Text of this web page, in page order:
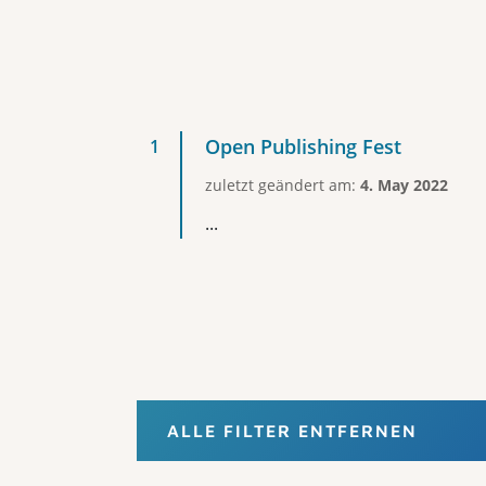
Open Publishing Fest
zuletzt geändert am: 4. May 2022
...
ALLE FILTER ENTFERNEN